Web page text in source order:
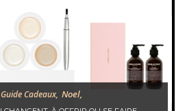
Guide Cadeaux, Noel,